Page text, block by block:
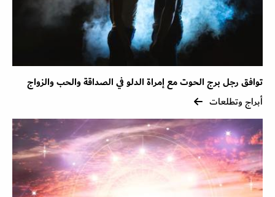
توافق رجل برج الحوت مع إمراة الدلو في الصداقة والحب والزواج
أبراج وتطلعات